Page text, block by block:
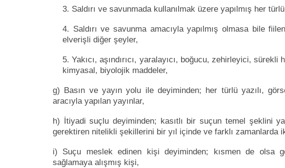
3. Saldırı ve savunmada kullanılmak üzere yapılmış her
4. Saldırı ve savunma amacıyla yapılmış olmasa bile
elverişli diğer şeyler,
5. Yakıcı, aşındırıcı, yaralayıcı, boğucu, zehirleyici,
kimyasal, biyolojik maddeler,
g) Basın ve yayın yolu ile deyiminden; her türlü yazılı,
aracıyla yapılan yayınlar,
h) İtiyadi suçlu deyiminden; kasıtlı bir suçun temel şeklini
gerektiren nitelikli şekillerini bir yıl içinde ve farklı zamanlarda
i) Suçu meslek edinen kişi deyiminden; kısmen de olsa
sağlamaya alışmış kişi,